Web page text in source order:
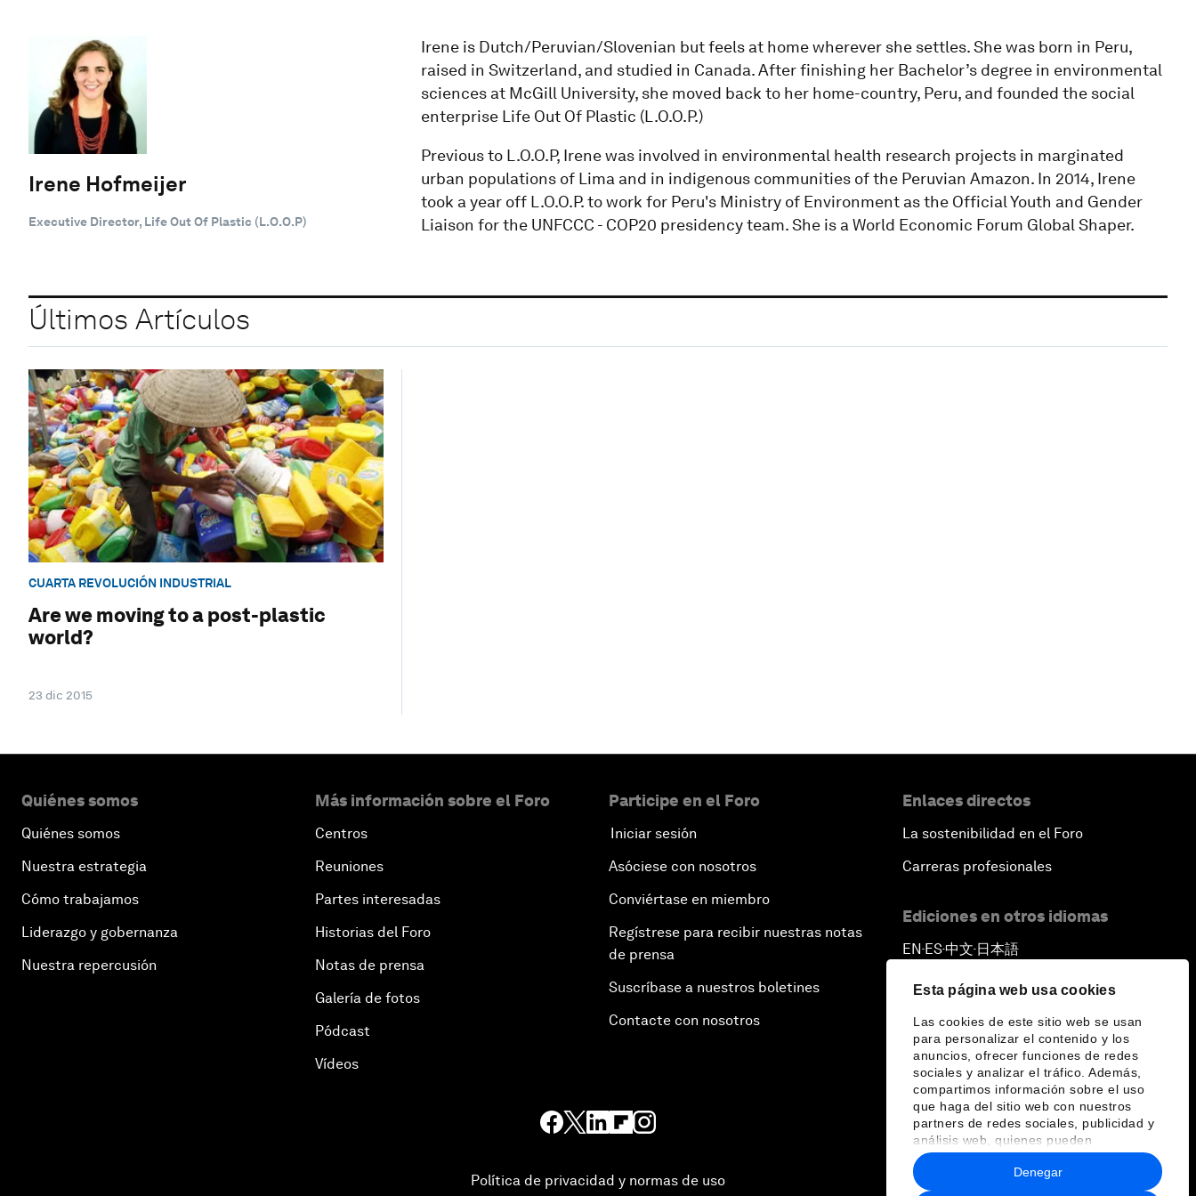
Esta página web usa cookies
Las cookies de este sitio web se usan
para personalizar el contenido y los
anuncios, ofrecer funciones de redes
sociales y analizar el tráfico. Además,
compartimos información sobre el uso
que haga del sitio web con nuestros
partners de redes sociales, publicidad y
análisis web, quienes pueden
combinarla con otra información que les
haya proporcionado o que hayan
recopilado a partir del uso que haya
Denegar
Irene Hofmeijer
Executive Director, Life Out Of Plastic (L.O.O.P)
Irene is Dutch/Peruvian/Slovenian but feels at home wherever she settles. She was born in Peru,
raised in Switzerland, and studied in Canada. After finishing her Bachelor’s degree in environmental
sciences at McGill University, she moved back to her home-country, Peru, and founded the social
enterprise Life Out Of Plastic (L.O.O.P.)
Previous to L.O.O.P, Irene was involved in environmental health research projects in marginated
urban populations of Lima and in indigenous communities of the Peruvian Amazon. In 2014, Irene
took a year off L.O.O.P. to work for Peru's Ministry of Environment as the Official Youth and Gender
Liaison for the UNFCCC - COP20 presidency team. She is a World Economic Forum Global Shaper.
Últimos Artículos
CUARTA REVOLUCIÓN INDUSTRIAL
Are we moving to a post-plastic
world?
23 dic 2015
Quiénes somos
Quiénes somos
Nuestra estrategia
Cómo trabajamos
Liderazgo y gobernanza
Nuestra repercusión
Más información sobre el Foro
Centros
Reuniones
Partes interesadas
Historias del Foro
Notas de prensa
Galería de fotos
Pódcast
Vídeos
Participe en el Foro
Iniciar sesión
Asóciese con nosotros
Conviértase en miembro
Regístrese para recibir nuestras notas
de prensa
Suscríbase a nuestros boletines
Contacte con nosotros
Enlaces directos
La sostenibilidad en el Foro
Carreras profesionales
Ediciones en otros idiomas
EN ▪ ES▪中文▪ 日本語
Política de privacidad y normas de uso